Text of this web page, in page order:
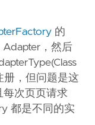
的
，然后
册，但问题是这
每次页页请求
都是不同的实